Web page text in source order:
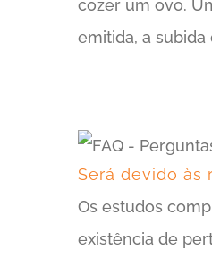
cozer um ovo.
emitida, a subida
Será devido às
Os estudos
existência de